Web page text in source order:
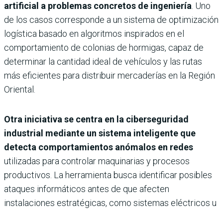
artificial a problemas concretos de ingeniería . Uno
de los casos corresponde a un sistema de optimización
logística basado en algoritmos inspirados en el
comportamiento de colonias de hormigas, capaz de
determinar la cantidad ideal de vehículos y las rutas
más eficientes para distribuir mercaderías en la Región
Oriental.
Otra iniciativa se centra en la ciberseguridad
industrial mediante un sistema inteligente que
detecta comportamientos anómalos en redes
utilizadas para controlar maquinarias y procesos
productivos. La herramienta busca identificar posibles
ataques informáticos antes de que afecten
instalaciones estratégicas, como sistemas eléctricos u